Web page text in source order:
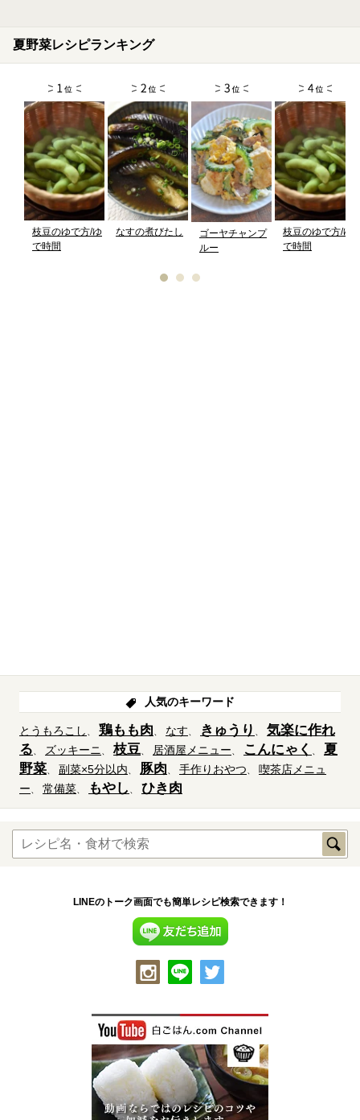
夏野菜レシピランキング
枝豆のゆで方/ゆ
で時間
なすの煮びたし
ゴーヤチャンプ
ルー
枝豆のゆで方/ゆ
で時間
人気のキーワード
とうもろこし 鶏もも肉 なす きゅうり
気楽に作れ
る
ズッキーニ 枝豆 居酒屋メニュー こんにゃく
夏
野菜
副菜×5分以内 豚肉 手作りおやつ
喫茶店メニュ
ー
常備菜 もやし ひき肉
LINEのトーク画面でも簡単レシピ検索できます！